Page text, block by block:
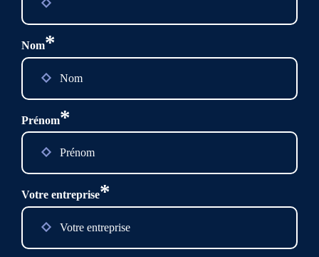
Nom*
Prénom*
Votre entreprise*